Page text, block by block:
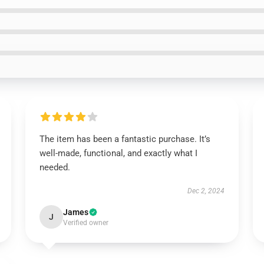
The item has been a fantastic purchase. It’s
well-made, functional, and exactly what I
needed.
Dec 2, 2024
J James
Verified owner